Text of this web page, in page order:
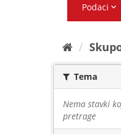
Tema
Nema stavki
pretrage